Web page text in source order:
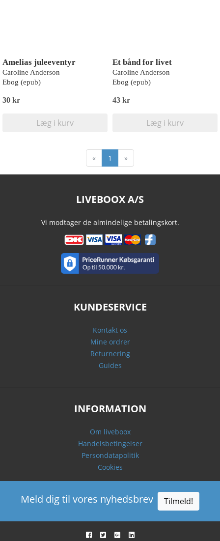
Amelias juleeventyr
Caroline Anderson
Ebog (epub)
30 kr
Læg i kurv
Et bånd for livet
Caroline Anderson
Ebog (epub)
43 kr
Læg i kurv
« 1 »
LIVEBOOX A/S
Vi modtager de almindelige betalingskort.
KUNDESERVICE
Kontakt os
Mine ordrer
Returnering
Guides
INFORMATION
Om liveboox
Handelsbetingelser
Persondatapolitik
Cookies
Meld dig til vores nyhedsbrev Tilmeld!